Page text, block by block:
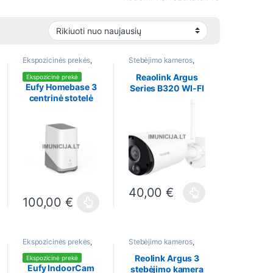
page
be chosen on the product page
variants. The options may be chosen on the product page
Ekspozicinės prekės,
Stebėjimo kameros
Vaizdo technika
Ekspozicinė prekė
Eufy Homebase 3
centrinė stotelė
100,00€
This product has multiple variants. The options may be chosen
Stebėjimo kameros,
Vaizdo technika
Reaolink Argus
Series B320 WI-FI
40,00€
This product has multiple variants.
Ekspozicinės prekės,
Stebėjimo kameros
Vaizdo technika
Ekspozicinė prekė
Eufy IndoorCam
Stebėjimo kameros,
Vaizdo technika
Reolink Argus 3
stebėjimo kamera